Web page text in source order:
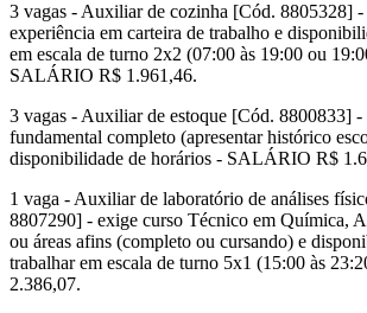
3 vagas - Auxiliar de cozinha [Cód. 8805328] -
experiência em carteira de trabalho e
em escala de turno 2x2 (07:00 às 19:00 ou
SALÁRIO R$ 1.961,46.
3 vagas - Auxiliar de estoque [Cód. 8800833] -
fundamental completo (apresentar histórico
disponibilidade de horários - SALÁRIO R$
1 vaga - Auxiliar de laboratório de análises
8807290] - exige curso Técnico em Química,
ou áreas afins (completo ou cursando) e
trabalhar em escala de turno 5x1 (15:00 às
2.386,07.